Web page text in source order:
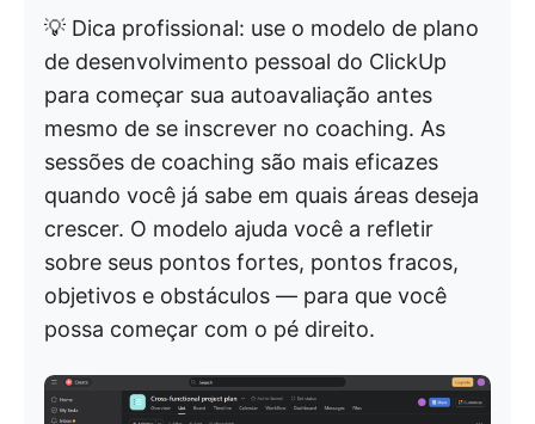
💡 Dica profissional: use o modelo de plano
de desenvolvimento pessoal do ClickUp
para começar sua autoavaliação antes
mesmo de se inscrever no coaching. As
sessões de coaching são mais eficazes
quando você já sabe em quais áreas deseja
crescer. O modelo ajuda você a refletir
sobre seus pontos fortes, pontos fracos,
objetivos e obstáculos — para que você
possa começar com o pé direito.